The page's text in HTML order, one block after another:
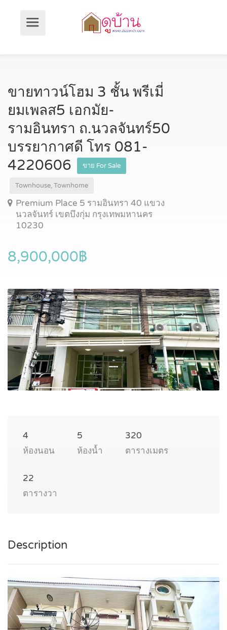
ขายทาวน์โฮม 3 ชั้น พรีเมี่
ยมเพลส5 เอกมัย-
รามอินทรา ถ.นวลจันทร์50
บรรยากาศดี โทร 081-
4220606
ขาย For Sale
Townhouse, Townhome
Premium Place 5 รามอินทรา 40 แขวง
นวลจันทร์ เขตบึงกุ่ม กรุงเทพมหานคร
10230
8,900,000฿
4
ห้องนอน
5
ห้องน้ำ
320
ตารางเมตร
22
ตารางวา
Description